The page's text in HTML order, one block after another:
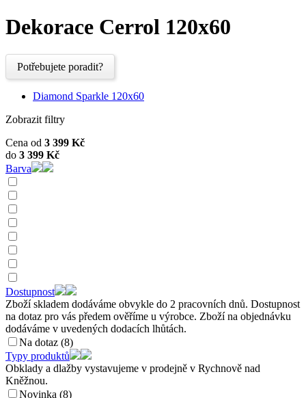
Dekorace Cerrol 120x60
Potřebujete poradit?
Diamond Sparkle 120x60
Zobrazit filtry
Cena od 3 399 Kč
do 3 399 Kč
Barva
Dostupnost
Zboží skladem dodáváme obvykle do 2 pracovních dnů. Dostupnost
na dotaz pro vás předem ověříme u výrobce. Zboží na objednávku
dodáváme v uvedených dodacích lhůtách.
Na dotaz (8)
Typy produktů
Obklady a dlažby vystavujeme v prodejně v Rychnově nad
Kněžnou.
Novinka (8)